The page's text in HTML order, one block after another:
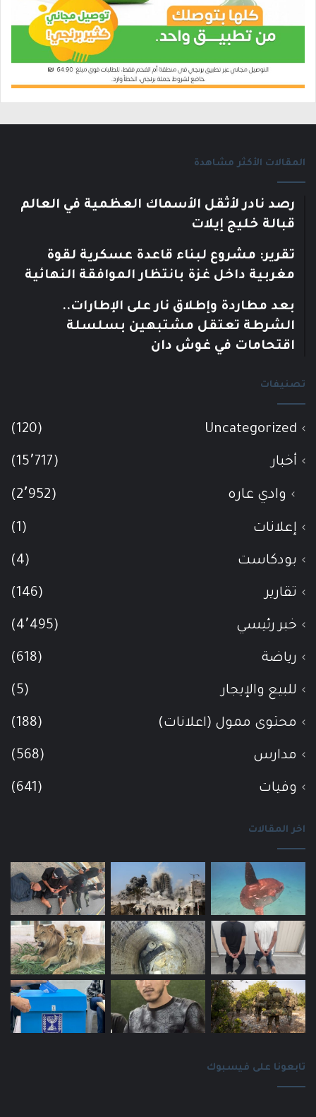
المقالات الأكثر مشاهدة
رصد نادر لأثقل الأسماك العظمية في العالم
قبالة خليج إيلات
تقرير: مشروع لبناء قاعدة عسكرية لقوة
مغربية داخل غزة بانتظار الموافقة النهائية
بعد مطاردة وإطلاق نار على الإطارات..
الشرطة تعتقل مشتبهين بسلسلة
اقتحامات في غوش دان
تصنيفات
Uncategorized
(120)
أخبار (15٬717)
وادي عاره (2٬952)
إعلانات (1)
بودكاست (4)
تقارير (146)
خبر رئيسي (4٬495)
رياضة (618)
للبيع والإيجار (5)
محتوى ممول (اعلانات) (188)
مدارس (568)
وفيات (641)
اخر المقالات
تابعونا على فيسبوك